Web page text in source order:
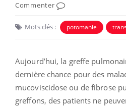
Commenter
Mots clés : potomanie
Aujourd’hui, la greffe
dernière chance pour des
mucoviscidose ou de fibrose
greffons, des patients ne